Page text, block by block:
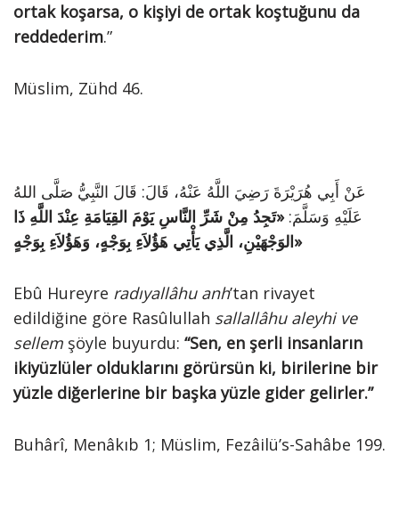
ortak koşarsa, o kişiyi de ortak koştuğunu da
reddederim.”
Müslim, Zühd 46.
عَنْ أَبِي هُرَيْرَةَ رَضِيَ اللَّهُ عَنْهُ، قَالَ: قَالَ النَّبِيُّ صَلَّى اللهُ
عَلَيْهِ وَسَلَّمَ:«تَجِدُ مِنْ شَرِّ النَّاسِ يَوْمَ القِيَامَةِ عِنْدَ اللَّهِ ذَا
الوَجْهَيْنِ، الَّذِي يَأْتِي هَؤُلاَءِ بِوَجْهٍ، وَهَؤُلاَءِ بِوَجْهٍ»
Ebû Hureyre radıyallâhu anh’tan rivayet
edildiğine göre Rasûlullah sallallâhu aleyhi ve
sellem şöyle buyurdu: “Sen, en şerli insanların
ikiyüzlüler olduklarını görürsün ki, birilerine bir
yüzle diğerlerine bir başka yüzle gider gelirler.”
Buhârî, Menâkıb 1; Müslim, Fezâilü’s-Sahâbe 199.